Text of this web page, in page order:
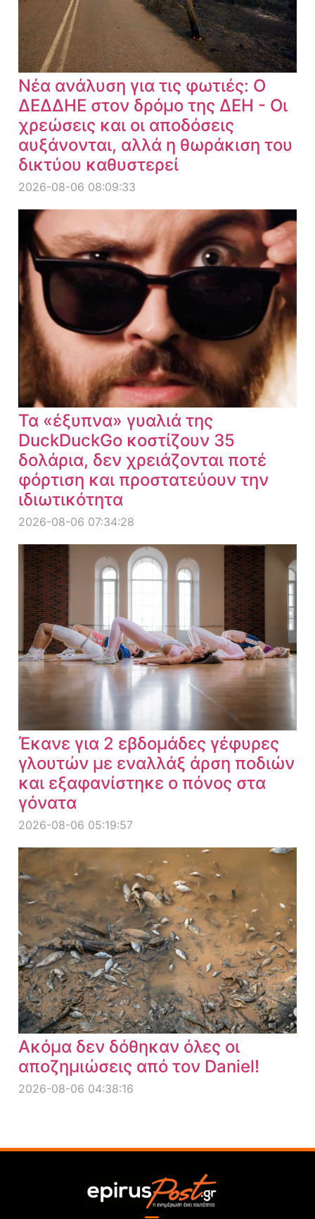
Νέα ανάλυση για τις φωτιές: Ο
ΔΕΔΔΗΕ στον δρόμο της ΔΕΗ - Οι
χρεώσεις και οι αποδόσεις
αυξάνονται, αλλά η θωράκιση του
δικτύου καθυστερεί
2026-08-06 08:09:33
Τα «έξυπνα» γυαλιά της
DuckDuckGo κοστίζουν 35
δολάρια, δεν χρειάζονται ποτέ
φόρτιση και προστατεύουν την
ιδιωτικότητα
2026-08-06 07:34:28
Έκανε για 2 εβδομάδες γέφυρες
γλουτών με εναλλάξ άρση ποδιών
και εξαφανίστηκε ο πόνος στα
γόνατα
2026-08-06 05:19:57
Ακόμα δεν δόθηκαν όλες οι
αποζημιώσεις από τον Daniel!
2026-08-06 04:38:16